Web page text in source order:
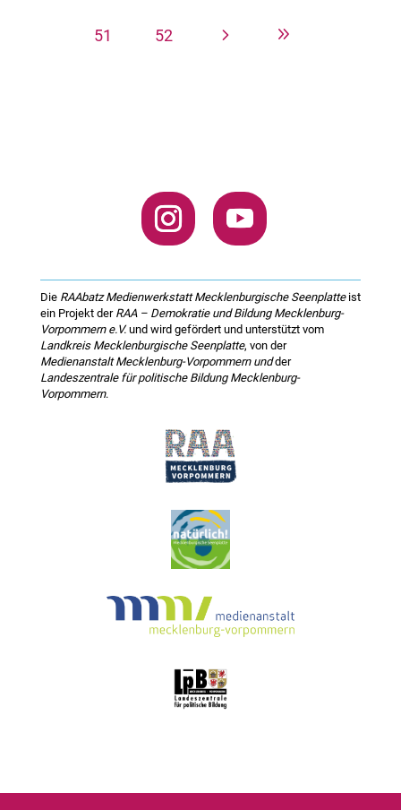
51 52 5 9
Die RAAbatz Medienwerkstatt Mecklenburgische Seenplatteist
ein Projekt der RAA – Demokratie und Bildung Mecklenburg-
Vorpommern e.V.und wird gefördert und unterstützt vom
Landkreis Mecklenburgische Seenplatte, von der
Medienanstalt Mecklenburg-Vorpommern undder
Landeszentrale für politische Bildung Mecklenburg-
Vorpommern.